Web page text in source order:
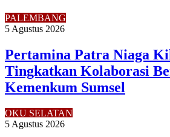
PALEMBANG
5 Agustus 2026
Pertamina Patra Niaga
Tingkatkan Kolaborasi
Kemenkum Sumsel
OKU SELATAN
5 Agustus 2026